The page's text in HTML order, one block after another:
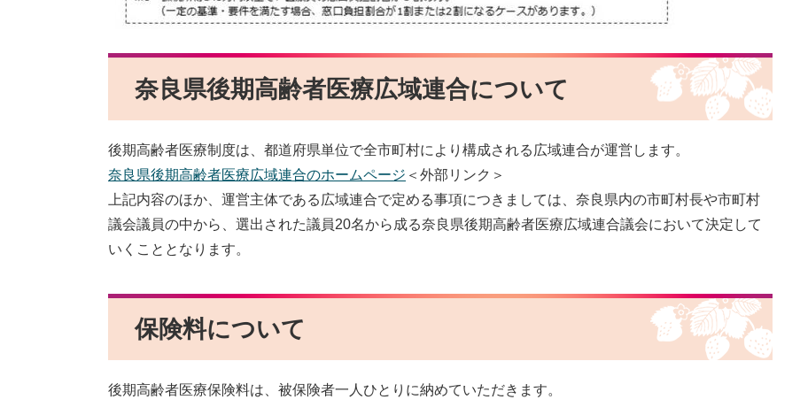
奈良県後期高齢者医療広域連合について
後期高齢者医療制度は、都道府県単位で全市町村により構成される広域連合が運営します。
奈良県後期高齢者医療広域連合のホームページ ＜外部リンク＞
上記内容のほか、運営主体である広域連合で定める事項につきましては、奈良県内の市町村長や市町村
議会議員の中から、選出された議員20名から成る奈良県後期高齢者医療広域連合議会において決定して
いくこととなります。
保険料について
後期高齢者医療保険料は、被保険者一人ひとりに納めていただきます。